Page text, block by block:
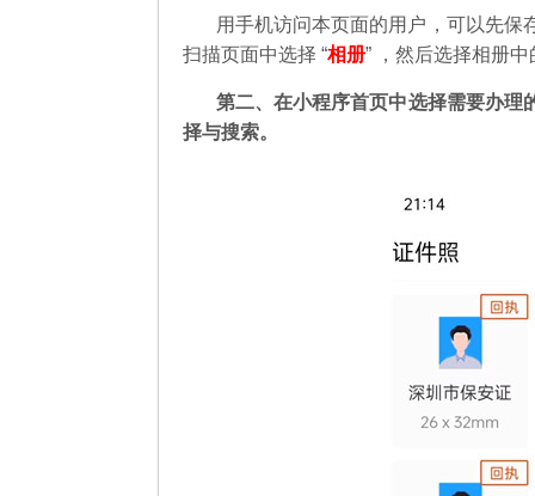
用手机访问本页面的用户，可以先保
扫描页面中选择 “相册” ，然后选择相册
第二、在小程序首页中选择需要办理
择与搜索。